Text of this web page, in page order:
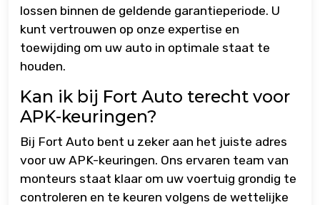
lossen binnen de geldende garantieperiode. U
kunt vertrouwen op onze expertise en
toewijding om uw auto in optimale staat te
houden.
Kan ik bij Fort Auto terecht voor
APK-keuringen?
Bij Fort Auto bent u zeker aan het juiste adres
voor uw APK-keuringen. Ons ervaren team van
monteurs staat klaar om uw voertuig grondig te
controleren en te keuren volgens de wettelijke